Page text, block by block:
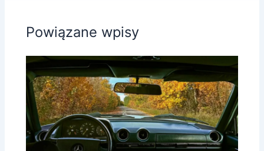
Powiązane wpisy